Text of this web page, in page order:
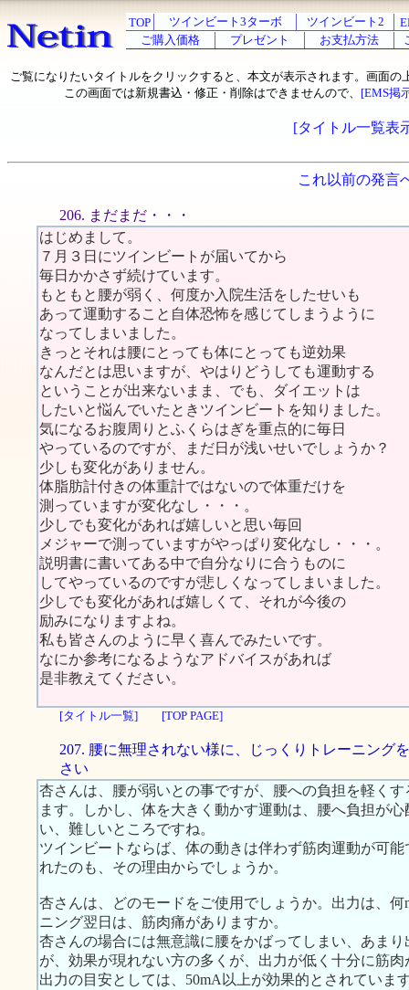
TOP ツインビート3ターボ ツインビート2
ご購入価格
プレゼント お支払方法
ご覧になりたいタイトルをクリックすると、本文が表示されます。画面の
この画面では新規書込・修正・削除はできませんので、 [EMS掲
[タイトル一覧表
これ以前の発言
206. まだまだ・・・
はじめまして。
７月３日にツインビートが届いてから
毎日かかさず続けています。
もともと腰が弱く、何度か入院生活をしたせいも
あって運動すること自体恐怖を感じてしまうように
なってしまいました。
きっとそれは腰にとっても体にとっても逆効果
なんだとは思いますが、やはりどうしても運動する
ということが出来ないまま、でも、ダイエットは
したいと悩んでいたときツインビートを知りました。
気になるお腹周りとふくらはぎを重点的に毎日
やっているのですが、まだ日が浅いせいでしょうか？
少しも変化がありません。
体脂肪計付きの体重計ではないので体重だけを
測っていますが変化なし・・・。
少しでも変化があれば嬉しいと思い毎回
メジャーで測っていますがやっぱり変化なし・・・。
説明書に書いてある中で自分なりに合うものに
してやっているのですが悲しくなってしまいました。
少しでも変化があれば嬉しくて、それが今後の
励みになりますよね。
私も皆さんのように早く喜んでみたいです。
なにか参考になるようなアドバイスがあれば
是非教えてください。
[タイトル一覧] [TOP PAGE]
207. 腰に無理されない様に、じっくりトレーニング
さい
杏さんは、腰が弱いとの事ですが、腰への負担を軽く
ます。しかし、体を大きく動かす運動は、腰へ負担が
い、難しいところですね。
ツインビートならば、体の動きは伴わず筋肉運動が可
れたのも、その理由からでしょうか。
杏さんは、どのモードをご使用でしょうか。出力は、
ニング翌日は、筋肉痛がありますか。
杏さんの場合には無意識に腰をかばってしまい、あま
が、効果が現れない方の多くが、出力が低く十分に筋
出力の目安としては、50mA以上が効果的とされていま